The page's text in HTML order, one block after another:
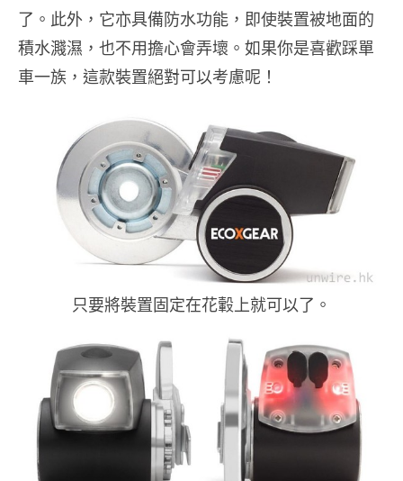
了。此外，它亦具備防水功能，即使裝置被地面的
積水濺濕，也不用擔心會弄壞。如果你是喜歡踩單
車一族，這款裝置絕對可以考慮呢！
只要將裝置固定在花轂上就可以了。